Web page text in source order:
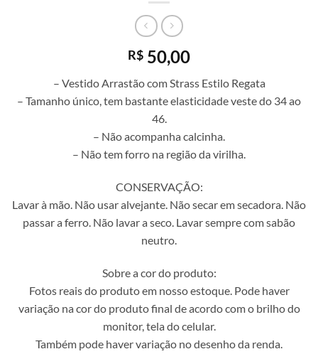
R$ 50,00
– Vestido Arrastão com Strass Estilo Regata
– Tamanho único, tem bastante elasticidade veste do 34 ao
46.
– Não acompanha calcinha.
– Não tem forro na região da virilha.
CONSERVAÇÃO:
Lavar à mão. Não usar alvejante. Não secar em secadora. Não
passar a ferro. Não lavar a seco. Lavar sempre com sabão
neutro.
Sobre a cor do produto:
Fotos reais do produto em nosso estoque. Pode haver
variação na cor do produto final de acordo com o brilho do
monitor, tela do celular.
Também pode haver variação no desenho da renda.